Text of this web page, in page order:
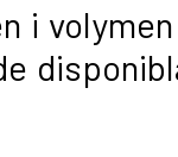
i